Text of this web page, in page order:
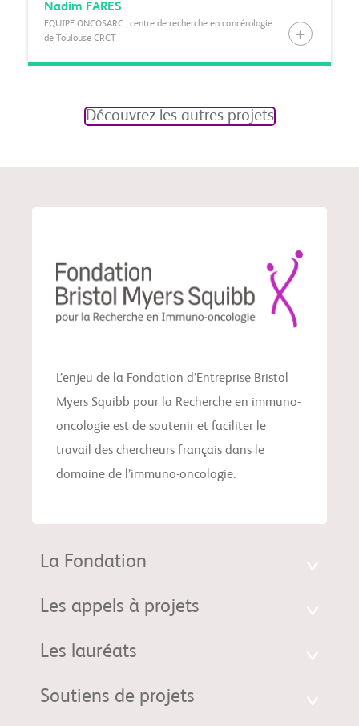
Nadim FARES
EQUIPE ONCOSARC , centre de recherche en cancérologie
de Toulouse CRCT
Découvrez les autres projets
L’enjeu de la Fondation d’Entreprise Bristol
Myers Squibb pour la Recherche en immuno-
oncologie est de soutenir et faciliter le
travail des chercheurs français dans le
domaine de l’immuno-oncologie.
La Fondation
Les appels à projets
Les lauréats
Soutiens de projets